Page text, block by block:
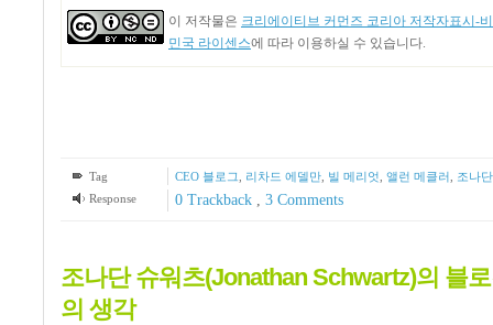
이 저작물은 크리에이티브 커먼즈 코리아 저작자표시-
민국 라이센스에 따라 이용하실 수 있습니다.
Tag CEO 블로그 리차드 에델만, 빌 메리엇 앨런 메클러
조나
Response
0 Trackback 3Comments
조나단 슈워츠(Jonathan Schwartz)의 블
의 생각